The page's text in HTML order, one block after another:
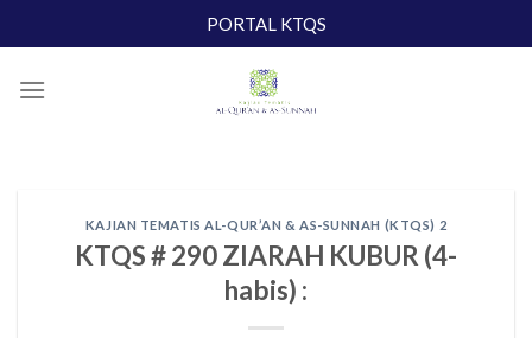
to
PORTAL KTQS
KAJIAN TEMATIS AL-QUR’AN & AS-SUNNAH (KTQS) 2
KTQS # 290 ZIARAH KUBUR (4-
habis) :